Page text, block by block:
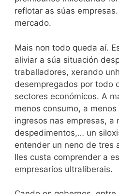
reflotar as súas
mercado.
Mais non todo queda aí.
aliviar a súa situación
traballadores, xerando
desempregados por todo
sectores económicos. A
menos consumo, a
ingresos nas empresas, a
despedimentos,… un
entender un neno de tres
lles custa comprender a
empresarios ultraliberais.